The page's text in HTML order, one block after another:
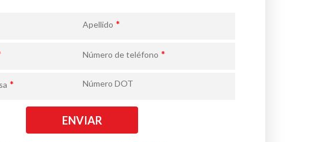
Apellido *
Número de teléfono *
* Número DOT